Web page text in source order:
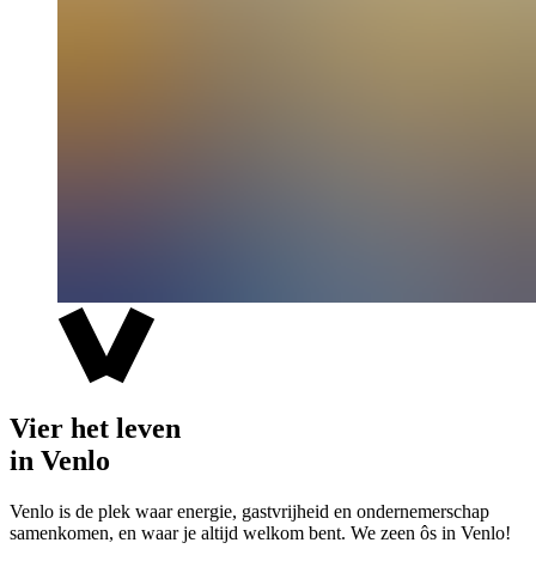
Vier het leven
in Venlo
Venlo is de plek waar energie, gastvrijheid en ondernemerschap
samenkomen, en waar je altijd welkom bent. We zeen ôs in Venlo!